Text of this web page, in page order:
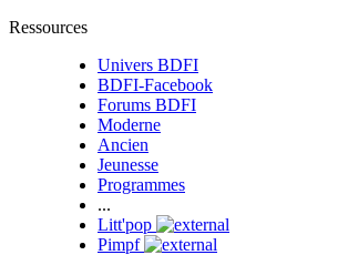
Ressources
Univers BDFI
BDFI-Facebook
Forums BDFI
Moderne
Ancien
Jeunesse
Programmes
...
Litt'pop
Pimpf